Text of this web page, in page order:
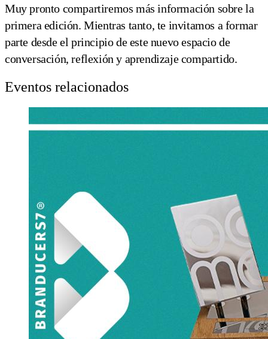
Muy pronto compartiremos más información sobre la
primera edición. Mientras tanto, te invitamos a formar
parte desde el principio de este nuevo espacio de
conversación, reflexión y aprendizaje compartido.
Eventos relacionados